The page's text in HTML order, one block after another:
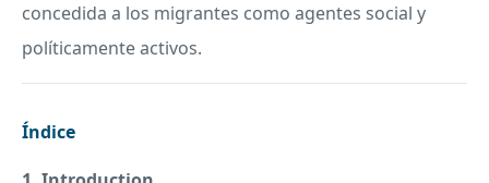
concedida a los migrantes como agentes social y
políticamente activos.
Índice